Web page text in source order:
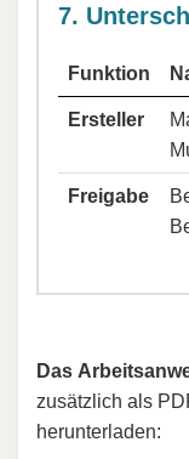
7.
Funktion
Ersteller
Freigabe
Das
zusätzlich als
herunterladen: